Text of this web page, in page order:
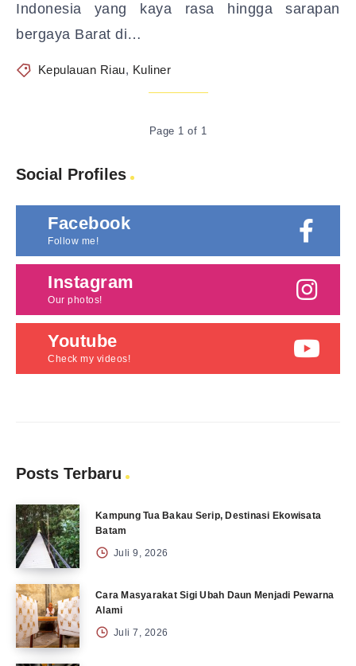
Indonesia yang kaya rasa hingga sarapan
bergaya Barat di…
Kepulauan Riau, Kuliner
Page 1 of 1
Social Profiles
Facebook
Follow me!
Instagram
Our photos!
Youtube
Check my videos!
Posts Terbaru
Kampung Tua Bakau Serip, Destinasi Ekowisata
Batam
Juli 9, 2026
Cara Masyarakat Sigi Ubah Daun Menjadi Pewarna
Alami
Juli 7, 2026